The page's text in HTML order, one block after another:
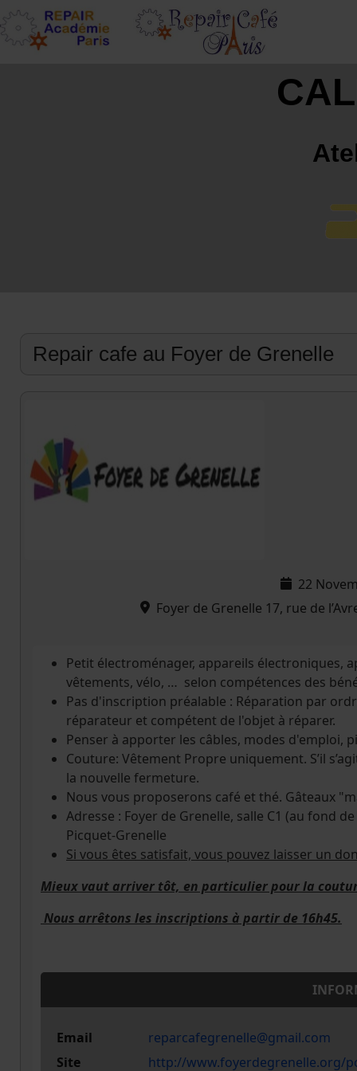
Repair cafe au Foyer de Grenelle
22
Foyer de Grenelle 17, rue de
Petit électroménager, appareils électroniques,
vêtements, vélo, … selon compétences des
Pas d'inscription préalable : Réparation par
réparateur et compétent de l'objet à réparer.
Penser à apporter les câbles, modes d'emploi,
Couture: Vêtement Propre uniquement. S’il
la nouvelle fermeture.
Nous vous proposerons café et thé. Gâteaux
Adresse : Foyer de Grenelle, salle C1 (au fond
Picquet-Grenelle
Si vous êtes satisfait, vous pouvez laisser un
Mieux vaut arriver tôt, en particulier pour la
Nous arrêtons les inscriptions à partir de 16h45.
Email
reparcafegrenelle@gmail.com
Site
http://www.foyerdegrenelle.org/